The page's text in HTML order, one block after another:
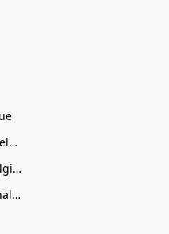
Porte-clés personnalisé Belgique
Gourde personnalisée Belgique
Cadeaux de Noël personnalisé Belgique